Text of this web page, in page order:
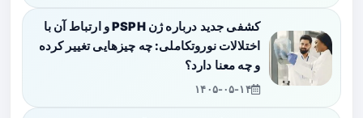
کشفی جدید درباره ژن PSPH و ارتباط آن با
اختلالات نوروتکاملی: چه چیزهایی تغییر کرده
و چه معنا دارد؟
۱۴۰۵-۰۵-۱۴